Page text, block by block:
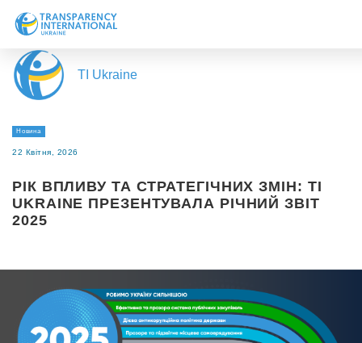
Про нас
Новини
Напрями роботи
Долучитися
TI Ukraine
Новина
22 Квітня, 2026
РІК ВПЛИВУ ТА СТРАТЕГІЧНИХ ЗМІН: TI
UKRAINE ПРЕЗЕНТУВАЛА РІЧНИЙ ЗВІТ
2025